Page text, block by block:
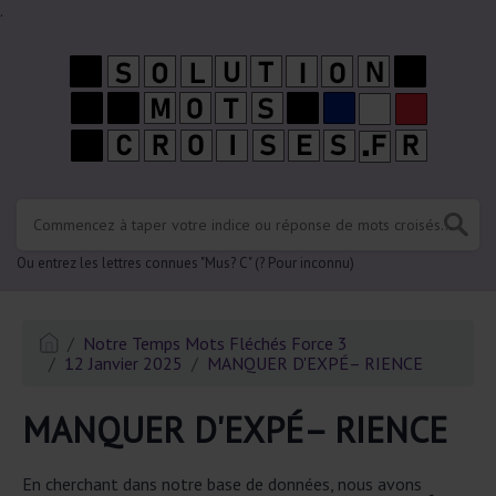
.
Ou entrez les lettres connues "Mus? C" (? Pour inconnu)
Notre Temps Mots Fléchés Force 3
12 Janvier 2025
MANQUER D'EXPÉ– RIENCE
MANQUER D'EXPÉ– RIENCE
En cherchant dans notre base de données, nous avons